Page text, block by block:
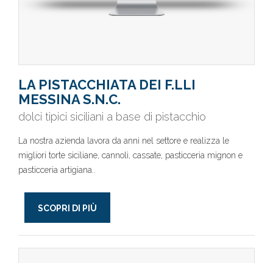
LA PISTACCHIATA DEI F.LLI
MESSINA S.N.C.
dolci tipici siciliani a base di pistacchio
La nostra azienda lavora da anni nel settore e realizza le
migliori torte siciliane, cannoli, cassate, pasticceria mignon e
pasticceria artigiana..
SCOPRI DI PIÙ